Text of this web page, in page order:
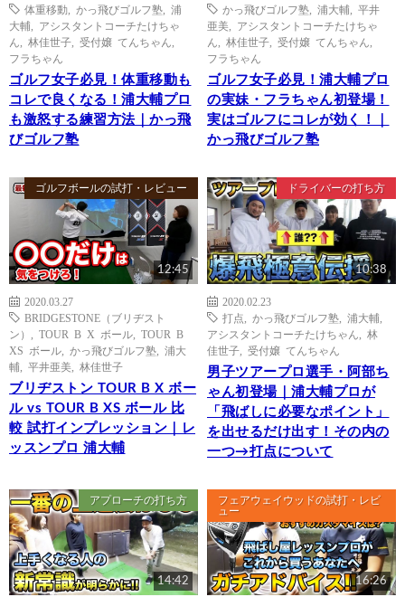
体重移動
かっ飛びゴルフ塾
浦
大輔
アシスタントコーチたけちゃ
ん
林佳世子 受付嬢 てんちゃん
フラちゃん
ゴルフ女子必見！体重移動も
コレで良くなる！浦大輔プロ
も激怒する練習方法｜かっ飛
びゴルフ塾
かっ飛びゴルフ塾
浦大輔
平井
亜美
アシスタントコーチたけちゃ
ん
林佳世子 受付嬢 てんちゃん
フラちゃん
ゴルフ女子必見！浦大輔プロ
の実妹・フラちゃん初登場！
実はゴルフにコレが効く！｜
かっ飛びゴルフ塾
ゴルフボールの試打・レビュー
12:45
2020.03.27
BRIDGESTONE（ブリヂスト
ン）
TOUR B X ボール
TOUR B
XS ボール
かっ飛びゴルフ塾
浦大
輔
平井亜美 林佳世子
ブリヂストン TOUR B X ボー
ル vs TOUR B XS ボール 比
較 試打インプレッション｜レ
ッスンプロ 浦大輔
ドライバーの打ち方
10:38
2020.02.23
打点
かっ飛びゴルフ塾 浦大輔
アシスタントコーチたけちゃん
林
佳世子
受付嬢 てんちゃん
男子ツアープロ選手・阿部ち
ゃん初登場｜浦大輔プロが
「飛ばしに必要なポイント」
を出せるだけ出す！その内の
一つ→打点について
アプローチの打ち方
14:42
フェアウェイウッドの試打・レビ
ュー
16:26